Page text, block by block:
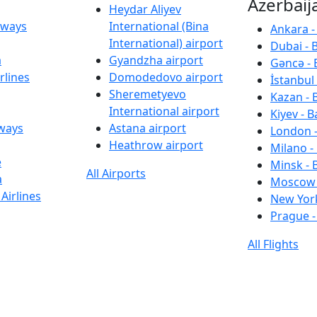
Heydar Aliyev
International (Bina
International) airport
Gyandzha airport
Domodedovo airport
Sheremetyevo
International airport
Astana airport
Heathrow airport
All Airports
Ankara -
Dubai -
Gəncə -
İstanbul
Kazan -
Kiyev -
London
Milano -
Minsk -
Moscow
New
Prague -
All Flights